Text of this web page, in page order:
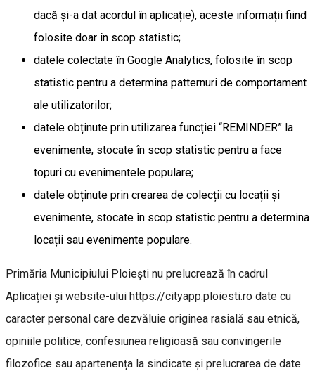
dacă și-a dat acordul în aplicație), aceste informații fiind
folosite doar în scop statistic;
datele colectate în Google Analytics, folosite în scop
statistic pentru a determina patternuri de comportament
ale utilizatorilor;
datele obținute prin utilizarea funcției “REMINDER” la
evenimente, stocate în scop statistic pentru a face
topuri cu evenimentele populare;
datele obținute prin crearea de colecții cu locații și
evenimente, stocate în scop statistic pentru a determina
locații sau evenimente populare.
Primăria Municipiului Ploiești nu prelucrează în cadrul
Aplicației și website-ului https://cityapp.ploiesti.ro date cu
caracter personal care dezvăluie originea rasială sau etnică,
opiniile politice, confesiunea religioasă sau convingerile
filozofice sau apartenența la sindicate și prelucrarea de date